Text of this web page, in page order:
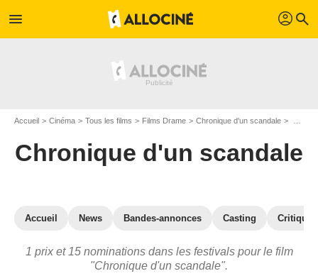
menu profil search
Accueil Cinéma Tous les films Films Drame Chronique d'un scandale
Chronique d'un scandale
Accueil News Bandes-annonces Casting
1 prix et 15 nominations dans les festivals pour le film
"Chronique d'un scandale".